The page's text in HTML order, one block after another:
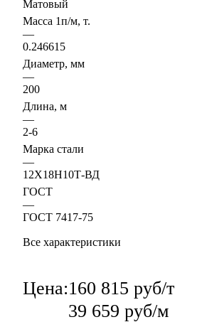
Матовый
Масса 1п/м, т.
—
0.246615
Диаметр, мм
—
200
Длина, м
—
2-6
Марка стали
—
12Х18Н10Т-ВД
ГОСТ
—
ГОСТ 7417-75
Все характеристики
Цена:160 815 руб/т
39 659 руб/м